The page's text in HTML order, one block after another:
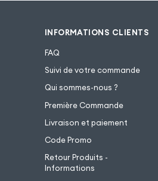
INFORMATIONS CLIENTS
FAQ
Suivi de votre commande
Qui sommes-nous ?
Première Commande
Livraison et paiement
Code Promo
Retour Produits -
Informations